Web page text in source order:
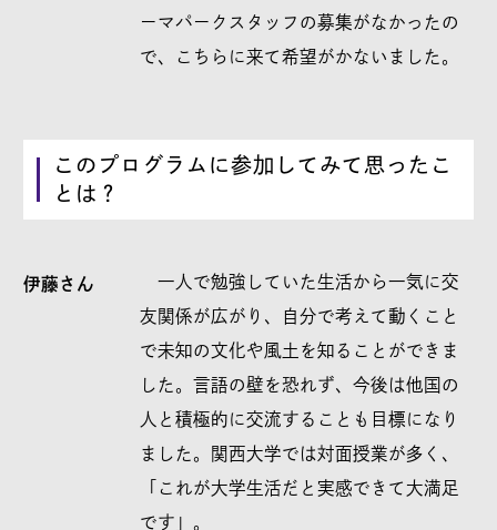
ーマパークスタッフの募集がなかったの
で、こちらに来て希望がかないました。
このプログラムに参加してみて思ったこ
とは？
伊藤さん
一人で勉強していた生活から一気に交
友関係が広がり、自分で考えて動くこと
で未知の文化や風土を知ることができま
した。言語の壁を恐れず、今後は他国の
人と積極的に交流することも目標になり
ました。関西大学では対面授業が多く、
「これが大学生活だと実感できて大満足
です」。